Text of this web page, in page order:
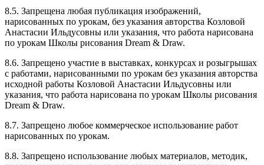
8.5. Запрещена любая публикация изображений,
нарисованных по урокам, без указания авторства Козловой
Анастасии Ильдусовны или указания, что работа нарисована
по урокам Школы рисования Dream & Draw.
8.6. Запрещено участие в выставках, конкурсах и розыгрышах
с работами, нарисованными по урокам без указания авторства
исходной работы Козловой Анастасии Ильдусовны или
указания, что работа нарисована по урокам Школы рисования
Dream & Draw.
8.7. Запрещено любое коммерческое использование работ
нарисованных по урокам.
8.8. Запрещено использование любых материалов, методик,